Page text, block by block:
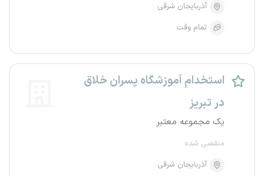
آذربایجان شرقی
تمام وقت
استخدام آموزشگاه پسران خلاق
در تبریز
یک مجموعه معتبر
منقضی شده
آذربایجان شرقی